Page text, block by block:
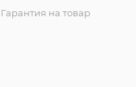
Гарантия на товар